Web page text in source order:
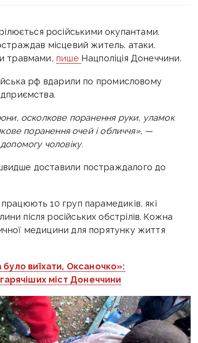
російськими окупантами.
місцевий житель. атаки.
травмами, пише Нацполіція Донеччини.
рф вдарили по промисловому
осколкове поранення руки, уламок
поранення очей і обличчя», —
чоловіку.
доставили постраждалого до
10 груп парамедиків, які
після російських обстрілів. Кожна
медицини для порятунку життя
виїхати, Оксаночко»:
міст Донеччини